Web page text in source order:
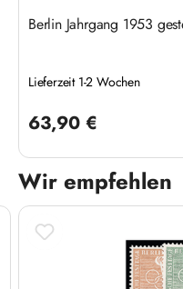
Berlin Jahrgang 1953
Lieferzeit 1-2 Wochen
63,90 €
Wir empfehlen
Produktgalerie überspringen